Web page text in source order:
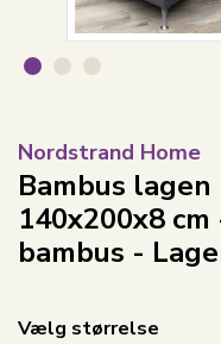
Nordstrand Home
Bambus
140x200x8
bambus -
Vælg størrelse